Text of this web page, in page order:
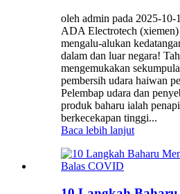
oleh admin pada 2025-10-
ADA Electrotech
mengalu-alukan
dalam dan luar negara!
mengemukakan
pembersih udara haiwan
Pelembap udara dan
produk baharu ialah
berkecekapan tinggi...
Baca lebih lanjut